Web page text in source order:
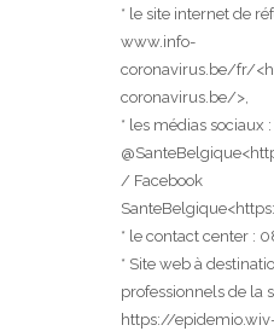
* le site internet de
www.info-
coronavirus.be/fr/
coronavirus.be/>,
* les médias sociaux
/ Facebook
* le contact center :
* Site web à
professionnels de la
https://